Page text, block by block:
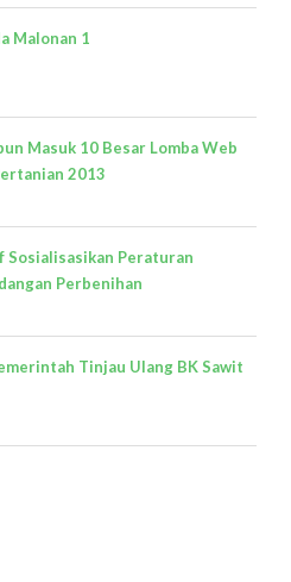
Malonan 1
Masuk 10 Besar Lomba Web
2013
Sosialisasikan Peraturan
Perbenihan
Tinjau Ulang BK Sawit